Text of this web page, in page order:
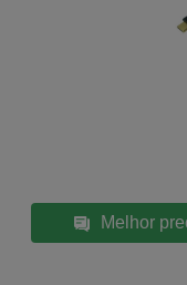
Melhor